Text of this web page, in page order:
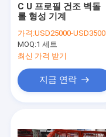
C U 프로필 건조 벽돌
롤 형성 기계
가격:USD25000-USD35000 Per set
MOQ:1 세트
최신 가격 받기
지금 연락